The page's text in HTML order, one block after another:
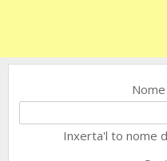
Inxerta'l to nome